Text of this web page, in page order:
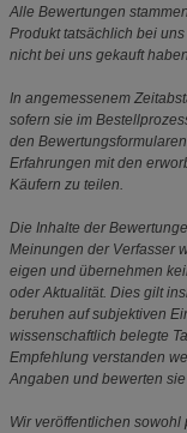
Alle Bewertungen
Produkt tatsächlich bei
nicht bei uns gekauft
In angemessenem
sofern sie im
den
Erfahrungen mit den
Käufern zu teilen.
Die Inhalte der
Meinungen der Verfasser
eigen und übernehmen
oder Aktualität. Dies gilt
beruhen auf subjektiven
wissenschaftlich belegte
Empfehlung verstanden
Angaben und bewerten
Wir veröffentlichen